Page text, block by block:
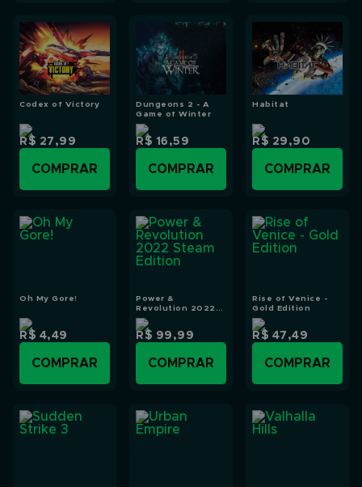
Codex of Victory
R$ 27,99
COMPRAR
Dungeons 2 - A
Game of Winter
R$ 16,59
COMPRAR
Habitat
R$ 29,90
COMPRAR
Oh My Gore!
R$ 4,49
COMPRAR
Power &
Revolution 2022
Steam Edition
R$ 99,99
COMPRAR
Rise of Venice -
Gold Edition
R$ 47,49
COMPRAR